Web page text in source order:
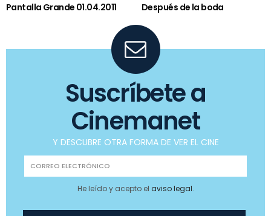
Pantalla Grande 01.04.2011 Después de la boda
Suscríbete a
Cinemanet
Y DESCUBRE OTRA FORMA DE VER EL CINE
He leído y acepto el aviso legal.